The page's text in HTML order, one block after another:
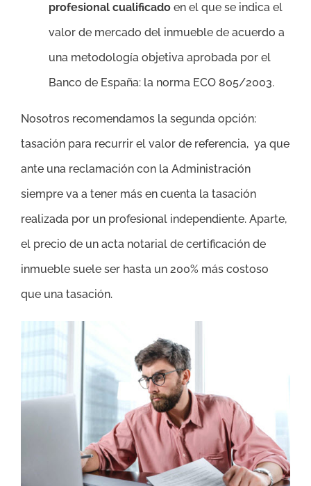
profesional cualificado en el que se indica el
valor de mercado del inmueble de acuerdo a
una metodología objetiva aprobada por el
Banco de España: la norma ECO 805/2003.
Nosotros recomendamos la segunda opción:
tasación para recurrir el valor de referencia, ya que
ante una reclamación con la Administración
siempre va a tener más en cuenta la tasación
realizada por un profesional independiente. Aparte,
el precio de un acta notarial de certificación de
inmueble suele ser hasta un 200% más costoso
que una tasación.